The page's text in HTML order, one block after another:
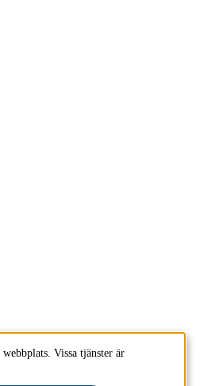
Vissa tjänster är